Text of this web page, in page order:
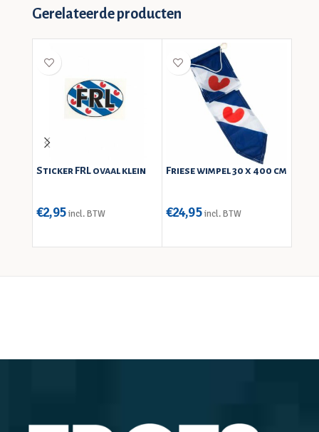
Gerelateerde producten
Sticker FRL ovaal klein
€2,95 incl. BTW
Friese wimpel 30 x 400 cm
€24,95 incl. BTW